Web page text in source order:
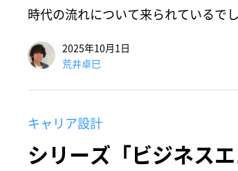
時代の流れについて来られているで
2025年10月1日
荒井卓巳
キャリア設計
シリーズ「ビジネス